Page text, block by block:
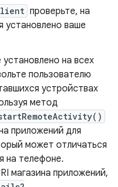
проверьте, на
установлено ваше
на всех
пользователю
устройствах
метод
приложений для
может отличаться
на телефоне.
магазина приложений,